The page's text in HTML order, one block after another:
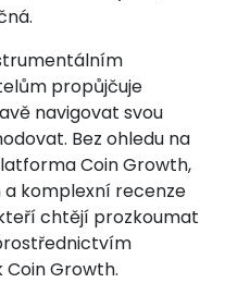
propůjčuje
navigovat svou
Bez ohledu na
Coin Growth,
komplexní recenze
chtějí prozkoumat
Growth.